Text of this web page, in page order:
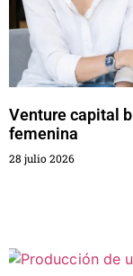
Venture capital
femenina
28 julio 2026